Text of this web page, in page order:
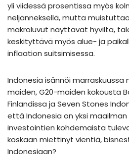
yli viidessä prosentissa myös
neljänneksellä, mutta
makroluvut näyttävät hyviltä,
keskityttävä myös alue- ja
inflaation suitsimisessa.
Indonesia isännöi marraskuussa
maiden, G20-maiden kokousta
Finlandissa ja Seven Stones
että Indonesia on yksi
investointien kohdemaista
koskaan miettinyt vientiä,
Indonesiaan?